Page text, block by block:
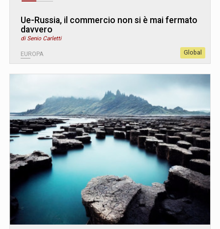
Ue-Russia, il commercio non si è mai fermato
davvero
di Senio Carletti
EUROPA Global